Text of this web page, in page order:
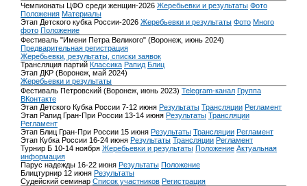
Чемпионаты ЦФО среди женщин-2026 Жеребьевки и результаты Фото
Положения Материалы
Этап Детского кубка России-2026 Жеребьевки и результаты Фото Много
фото Положение
Фестиваль "Имени Петра Великого" (Воронеж, июнь 2024)
Предварительная регистрация
Жеребьевки, результаты, списки заявок
Трансляция партий Классика Рапид Блиц
Этап ДКР (Воронеж, май 2024)
Жеребьевки и результаты
Фестиваль Петровский (Воронеж, июнь 2023) Telegram-канал Группа
ВКонтакте
Этап Детского Кубка России 7-12 июня Результаты Трансляции Регламент
Этап Рапид Гран-При России 13-14 июня Результаты Трансляции
Регламент
Этап Блиц Гран-При России 15 июня Результаты Трансляции Регламент
Этап Кубка России 16-24 июня Результаты Трансляции Регламент
Турнир Б 10-14 ноября Жеребьевки и результаты Положение Актуальная
информация
Парус надежды 16-22 июня Результаты Положение
Блицтурнир 12 июня Результаты
Судейский семинар Список участников Регистрация